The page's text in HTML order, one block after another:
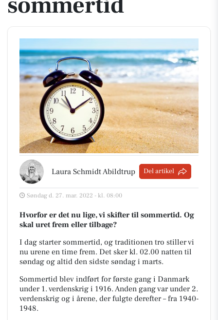
Laura Schmidt Abildtrup Del artikel
Søndag d. 27. mar. 2022 - kl. 08:00
Hvorfor er det nu lige, vi skifter til sommertid. Og
skal uret frem eller tilbage?
I dag starter sommertid, og traditionen tro stiller vi
nu urene en time frem. Det sker kl. 02.00 natten til
søndag og altid den sidste søndag i marts.
Sommertid blev indført for første gang i Danmark
under 1. verdenskrig i 1916. Anden gang var under 2.
verdenskrig og i årene, der fulgte derefter – fra 1940-
1948.